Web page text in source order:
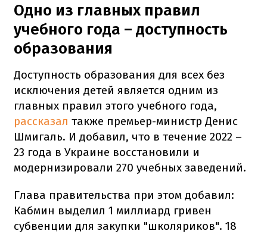
Одно из главных правил
учебного года – доступность
образования
Доступность образования для всех без
исключения детей является одним из
главных правил этого учебного года,
рассказал также премьер-министр Денис
Шмигаль. И добавил, что в течение 2022 –
23 года в Украине восстановили и
модернизировали 270 учебных заведений.
Глава правительства при этом добавил:
Кабмин выделил 1 миллиард гривен
субвенции для закупки "школяриков". 18